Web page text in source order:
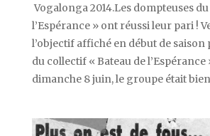
Vogalonga 2014.Les dompteuses
l’Espérance » ont réussi leur pari !
l’objectif affiché en début de saison
du collectif « Bateau de l’Espérance
dimanche 8 juin, le groupe était bien